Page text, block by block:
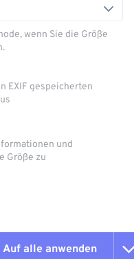
wenn Sie die Größe
EXIF ​​gespeicherten
und
Größe zu
Auf alle anwenden